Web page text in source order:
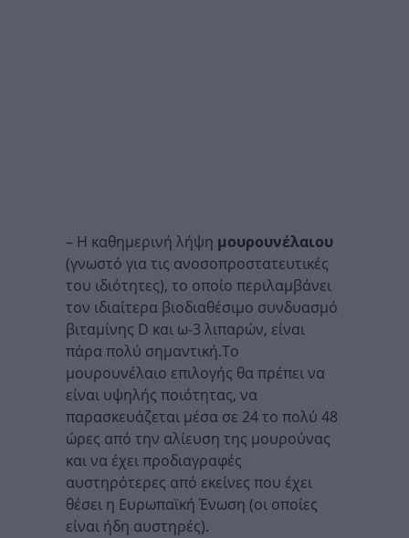
– Η καθημερινή λήψη μουρουνέλαιου
(γνωστό για τις ανοσοπροστατευτικές
του ιδιότητες), το οποίο περιλαμβάνει
τον ιδιαίτερα βιοδιαθέσιμο συνδυασμό
βιταμίνης D και ω-3 λιπαρών, είναι
πάρα πολύ σημαντική.Το
μουρουνέλαιο επιλογής θα πρέπει να
είναι υψηλής ποιότητας, να
παρασκευάζεται μέσα σε 24 το πολύ 48
ώρες από την αλίευση της μουρούνας
και να έχει προδιαγραφές
αυστηρότερες από εκείνες που έχει
θέσει η Ευρωπαϊκή Ένωση (οι οποίες
είναι ήδη αυστηρές).